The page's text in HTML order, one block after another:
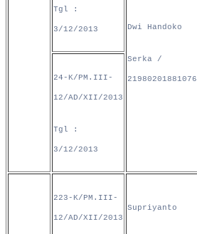
Tgl :
3/12/2013 Dwi Handoko
Serka /
21980201881076
24-K/PM.III-
12/AD/XII/2013
Tgl :
3/12/2013
223-K/PM.III-
12/AD/XII/2013
Supriyanto